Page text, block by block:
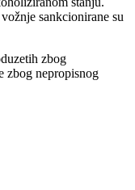
sankcionirane su
zbog
zbog nepropisnog